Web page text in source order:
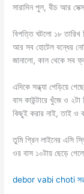
সারাদিন পুল, বীচ আর
বিপত্তি ঘটলো ১৮ তারিখ
আর সব হোটেল বন্ধের
জানালো, কাল থেকে সব
এদিকে সন্ধ্যা পেড়িয়ে
বাস কাউন্টারে খুঁজে ও
কিছুই করার নাই, তাই ও
তুমি গ্রিন লাইনের এসি
ওর বাস ১০টায় ছেড়ে
debor vabi choti